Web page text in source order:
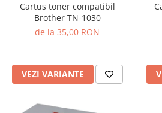
Cartus toner compatibil
Brother TN-1030
de la 35,00 RON
VEZI VARIANTE